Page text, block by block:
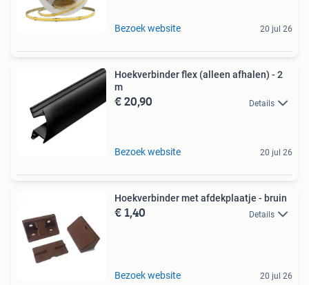
Bezoek website 20 jul 26
Hoekverbinder flex (alleen afhalen) - 2
m
€ 20,90 Details
Bezoek website 20 jul 26
Hoekverbinder met afdekplaatje - bruin
€ 1,40 Details
Bezoek website 20 jul 26